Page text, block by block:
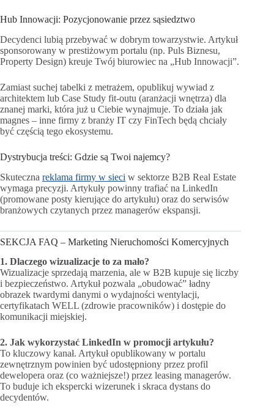
Hub Innowacji: Pozycjonowanie przez sąsiedztwo
Decydenci lubią przebywać w dobrym towarzystwie. Artykuł
sponsorowany w prestiżowym portalu (np. Puls Biznesu,
Property Design) kreuje Twój biurowiec na „Hub Innowacji”.
Zamiast suchej tabelki z metrażem, opublikuj wywiad z
architektem lub Case Study fit-outu (aranżacji wnętrza) dla
znanej marki, która już u Ciebie wynajmuje. To działa jak
magnes – inne firmy z branży IT czy FinTech będą chciały
być częścią tego ekosystemu.
Dystrybucja treści: Gdzie są Twoi najemcy?
Skuteczna reklama firmy w sieci w sektorze B2B Real Estate
wymaga precyzji. Artykuły powinny trafiać na LinkedIn
(promowane posty kierujące do artykułu) oraz do serwisów
branżowych czytanych przez managerów ekspansji.
SEKCJA FAQ – Marketing Nieruchomości Komercyjnych
1. Dlaczego wizualizacje to za mało?
Wizualizacje sprzedają marzenia, ale w B2B kupuje się liczby
i bezpieczeństwo. Artykuł pozwala „obudować” ładny
obrazek twardymi danymi o wydajności wentylacji,
certyfikatach WELL (zdrowie pracowników) i dostępie do
komunikacji miejskiej.
2. Jak wykorzystać LinkedIn w promocji artykułu?
To kluczowy kanał. Artykuł opublikowany w portalu
zewnętrznym powinien być udostępniony przez profil
dewelopera oraz (co ważniejsze!) przez leasing managerów.
To buduje ich ekspercki wizerunek i skraca dystans do
decydentów.